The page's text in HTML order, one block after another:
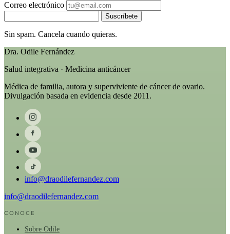
Correo electrónico
Suscríbete
Sin spam. Cancela cuando quieras.
Dra. Odile Fernández
Salud integrativa · Medicina anticáncer
Médica de familia, autora y superviviente de cáncer de ovario.
Divulgación basada en evidencia desde 2011.
info@draodilefernandez.com
info@draodilefernandez.com
CONOCE
Sobre Odile